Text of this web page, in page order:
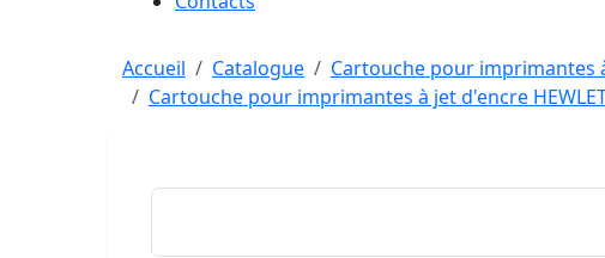
Accueil Catalogue
Cartouche pour imprimantes
Cartouche pour imprimantes à jet d'encre